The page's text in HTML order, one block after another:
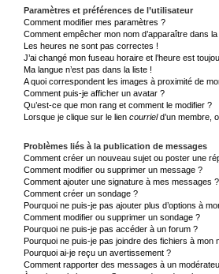
Paramètres et préférences de l’utilisateur
Comment modifier mes paramètres ?
Comment empêcher mon nom d’apparaître dans
Les heures ne sont pas correctes !
J’ai changé mon fuseau horaire et l’heure est
Ma langue n’est pas dans la liste !
A quoi correspondent les images à proximité de
Comment puis-je afficher un avatar ?
Qu’est-ce que mon rang et comment le modifier ?
Lorsque je clique sur le lien courrield’un membre,
Problèmes liés à la publication de messages
Comment créer un nouveau sujet ou poster une
Comment modifier ou supprimer un message ?
Comment ajouter une signature à mes messages ?
Comment créer un sondage ?
Pourquoi ne puis-je pas ajouter plus d’options à
Comment modifier ou supprimer un sondage ?
Pourquoi ne puis-je pas accéder à un forum ?
Pourquoi ne puis-je pas joindre des fichiers à mon
Pourquoi ai-je reçu un avertissement ?
Comment rapporter des messages à un